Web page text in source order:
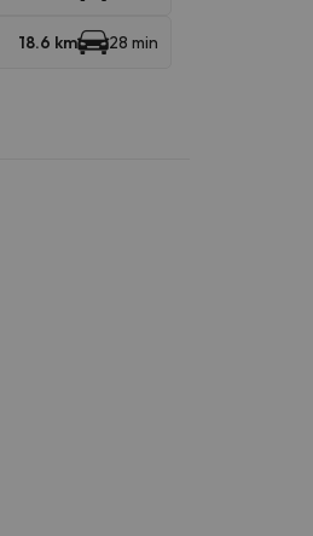
18.6 km 28 min